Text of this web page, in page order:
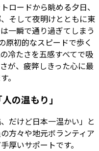
ロードから眺める夕日、
そして夜明けとともに東
一瞬で通り過ぎてしまう
原初的なスピードで歩く
冷たさを五感すべてで吸
が、疲弊しきった心に最
。
の温もり」
だけど日本一温かい」と
方々や地元ボランティア
厚いサポートです。